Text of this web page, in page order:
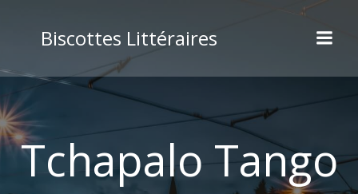
au
contenu
Biscottes Littéraires
Tchapalo Tango